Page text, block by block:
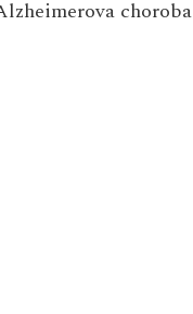
choroba